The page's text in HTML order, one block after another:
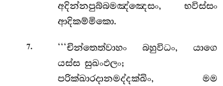
අදින්නපුබ්බමඤ්ඤෙසං, භවිස්සං
ආදිකම්මිකො.
7.
‘‘‘චින්තෙත්වාහං බහුවිධං, යාගෙ
යස්ස සුඛංඵලං;
පරික්ඛාරදානමද්දක්ඛිං, මම